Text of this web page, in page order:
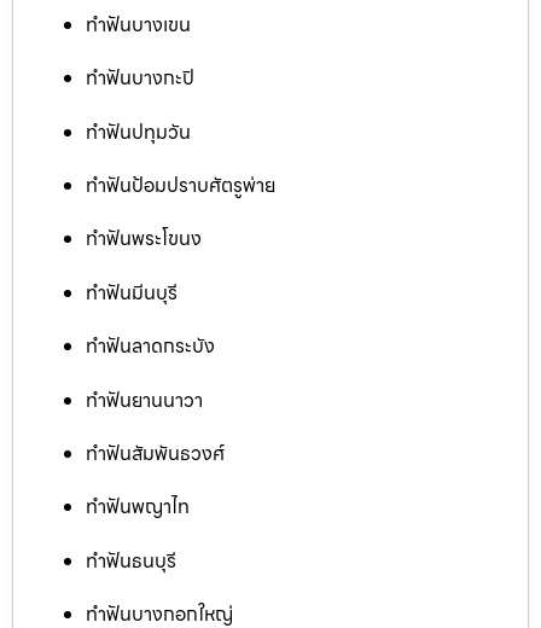
ทำฟันบางเขน
ทำฟันบางกะปิ
ทำฟันปทุมวัน
ทำฟันป้อมปราบศัตรูพ่าย
ทำฟันพระโขนง
ทำฟันมีนบุรี
ทำฟันลาดกระบัง
ทำฟันยานนาวา
ทำฟันสัมพันธวงศ์
ทำฟันพญาไท
ทำฟันธนบุรี
ทำฟันบางกอกใหญ่